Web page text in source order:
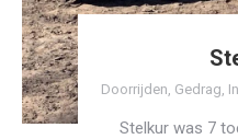
Doorrijden, Gedrag,
Stelkur was 7